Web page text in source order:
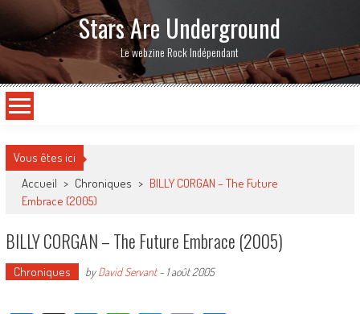
Stars Are Underground
Le webzine Rock Indépendant
Vous êtes ici
Accueil > Chroniques > BILLY CORGAN – The Future
Embrace (2005)
BILLY CORGAN – The Future Embrace (2005)
Chroniques byDavid Servant- 1 août 2005